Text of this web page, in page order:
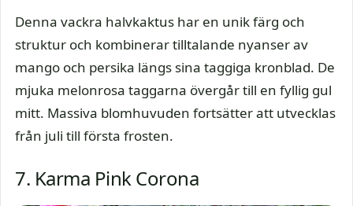
Denna vackra halvkaktus har en unik färg och
struktur och kombinerar tilltalande nyanser av
mango och persika längs sina taggiga kronblad. De
mjuka melonrosa taggarna övergår till en fyllig gul
mitt. Massiva blomhuvuden fortsätter att utvecklas
från juli till första frosten.
7. Karma Pink Corona